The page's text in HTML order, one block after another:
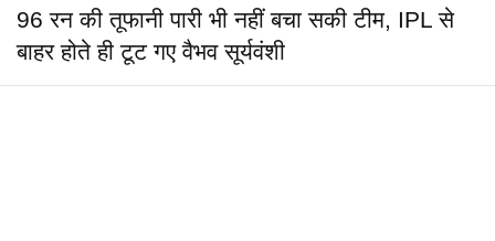
96 रन की तूफानी पारी भी नहीं बचा सकी टीम, IPL से
बाहर होते ही टूट गए वैभव सूर्यवंशी